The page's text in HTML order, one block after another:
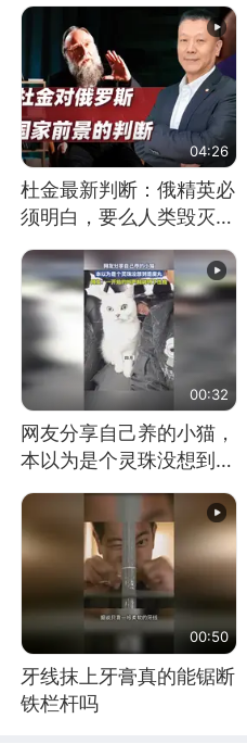
04:26
杜金最新判断：俄精英必
须明白，要么人类毁灭，
要么俄毁灭
00:32
网友分享自己养的小猫，
本以为是个灵珠没想到是
00:50
牙线抹上牙膏真的能锯断
铁栏杆吗